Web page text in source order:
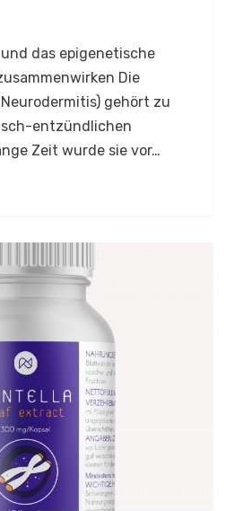
das epigenetische
Die
gehört zu
entzündlichen
Zeit wurde sie vor…